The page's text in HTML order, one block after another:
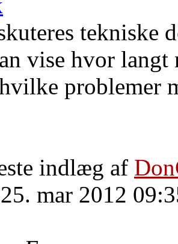
tekniske
vise hvor langt
problemer
indlæg af
mar 2012